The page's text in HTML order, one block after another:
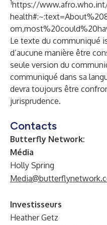
1https://
Le texte du communiqué
d’aucune manière être
seule version du
communiqué dans sa
devra toujours être
jurisprudence.
Contacts
Butterfly Network:
Média
Holly Spring
Investisseurs
Heather Getz